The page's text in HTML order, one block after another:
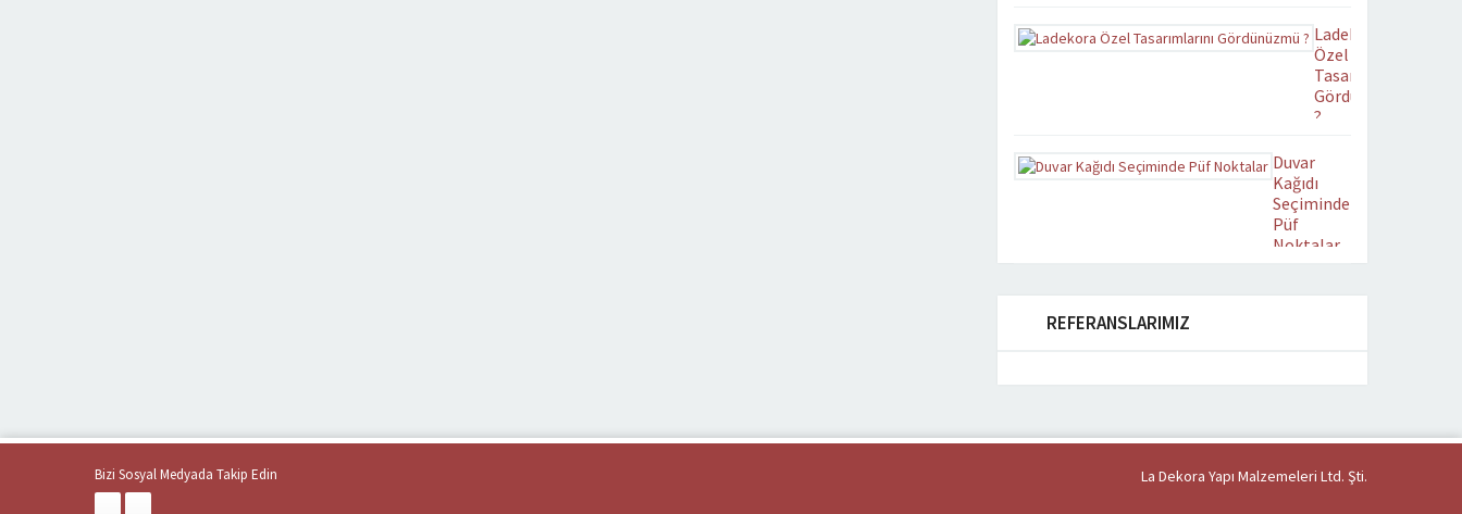
Yenilenen
tasarımıyla
ladekora.com yayın
hayatına
Ladekora
Özel
Tasarımlarını
Gördünüzmü
?
tasarımlarımızdan
uygun
beğenerek
Ferahlatıcı
Duvar
Kağıdı
Seçiminde
Püf
Noktalar
duvar
verdiğimizde,
genelde
soracağımız
REFERANSLARIMIZ
Bizi Sosyal Medyada Takip Edin La Dekora Yapı Malzemeleri Ltd. Şti.